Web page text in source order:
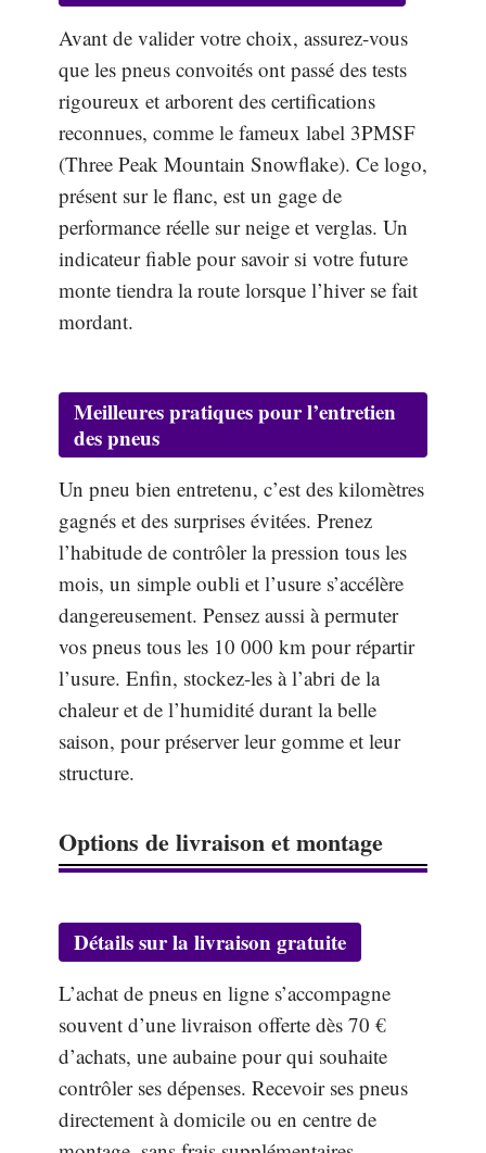
Avant de valider votre choix, assurez-vous
que les pneus convoités ont passé des tests
rigoureux et arborent des certifications
reconnues, comme le fameux label 3PMSF
(Three Peak Mountain Snowflake). Ce logo,
présent sur le flanc, est un gage de
performance réelle sur neige et verglas. Un
indicateur fiable pour savoir si votre future
monte tiendra la route lorsque l’hiver se fait
mordant.
Meilleures pratiques pour l’entretien
des pneus
Un pneu bien entretenu, c’est des kilomètres
gagnés et des surprises évitées. Prenez
l’habitude de contrôler la pression tous les
mois, un simple oubli et l’usure s’accélère
dangereusement. Pensez aussi à permuter
vos pneus tous les 10 000 km pour répartir
l’usure. Enfin, stockez-les à l’abri de la
chaleur et de l’humidité durant la belle
saison, pour préserver leur gomme et leur
structure.
Options de livraison et montage
Détails sur la livraison gratuite
L’achat de pneus en ligne s’accompagne
souvent d’une livraison offerte dès 70 €
d’achats, une aubaine pour qui souhaite
contrôler ses dépenses. Recevoir ses pneus
directement à domicile ou en centre de